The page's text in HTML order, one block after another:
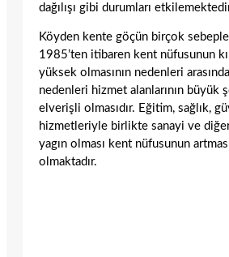
dağılışı gibi durumları
Köyden kente göçün birçok
1985’ten itibaren kent nüfusunun
yüksek olmasının nedenleri
nedenleri hizmet alanlarının büyük
elverişli olmasıdır. Eğitim, sağlık,
hizmetleriyle birlikte sanayi ve
yagın olması kent nüfusunun
olmaktadır.